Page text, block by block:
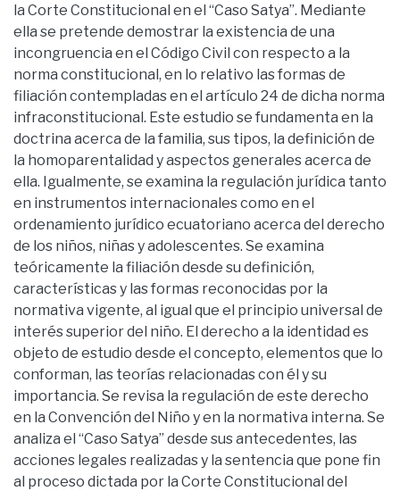
la Corte Constitucional en el “Caso Satya”. Mediante
ella se pretende demostrar la existencia de una
incongruencia en el Código Civil con respecto a la
norma constitucional, en lo relativo las formas de
filiación contempladas en el artículo 24 de dicha norma
infraconstitucional. Este estudio se fundamenta en la
doctrina acerca de la familia, sus tipos, la definición de
la homoparentalidad y aspectos generales acerca de
ella. Igualmente, se examina la regulación jurídica tanto
en instrumentos internacionales como en el
ordenamiento jurídico ecuatoriano acerca del derecho
de los niños, niñas y adolescentes. Se examina
teóricamente la filiación desde su definición,
características y las formas reconocidas por la
normativa vigente, al igual que el principio universal de
interés superior del niño. El derecho a la identidad es
objeto de estudio desde el concepto, elementos que lo
conforman, las teorías relacionadas con él y su
importancia. Se revisa la regulación de este derecho
en la Convención del Niño y en la normativa interna. Se
analiza el “Caso Satya” desde sus antecedentes, las
acciones legales realizadas y la sentencia que pone fin
al proceso dictada por la Corte Constitucional del